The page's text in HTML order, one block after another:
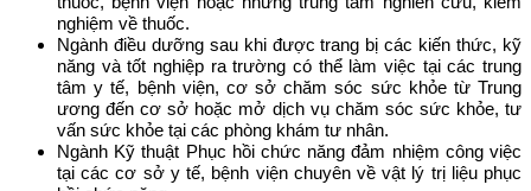
nghiệm về thuốc.
Ngành điều dưỡng sau khi được trang bị các kiến thức, kỹ
năng và tốt nghiệp ra trường có thể làm việc tại các trung
tâm y tế, bệnh viện, cơ sở chăm sóc sức khỏe từ Trung
ương đến cơ sở hoặc mở dịch vụ chăm sóc sức khỏe, tư
vấn sức khỏe tại các phòng khám tư nhân.
Ngành Kỹ thuật Phục hồi chức năng đảm nhiệm công việc
tại các cơ sở y tế, bệnh viện chuyên về vật lý trị liệu phục